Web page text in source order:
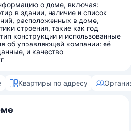
о доме, включая:
в здании, наличие и список
расположенных в доме,
строения, такие как год
конструкции и использованные
об управляющей компании: её
и качество
Квартиры по адресу